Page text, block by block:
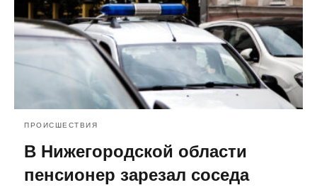
ПРОИСШЕСТВИЯ
В Нижегородской области
пенсионер зарезал соседа